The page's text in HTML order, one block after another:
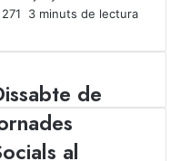
271 3 minuts de lectura
de
al